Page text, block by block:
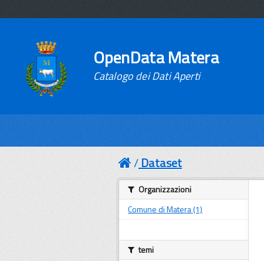
OpenData Matera
Catalogo dei Dati Aperti
Dataset
Organizzazioni
Comune di Matera (1)
temi